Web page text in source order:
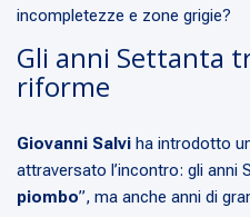
incompletezze e zone grigie?
Gli anni Settanta
riforme
Giovanni Salvi ha introdotto
attraversato l’incontro: gli anni
piombo”, ma anche anni di